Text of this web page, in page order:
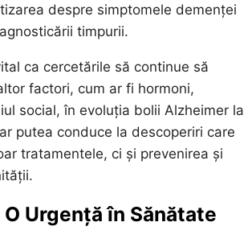
despre simptomele demenței
timpurii.
ca cercetările să continue să
factori, cum ar fi hormoni,
social, în evoluția bolii Alzheimer la
putea conduce la descoperiri care
tratamentele, ci și prevenirea și
Urgență în Sănătate